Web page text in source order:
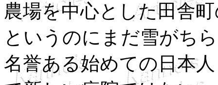
農場を中心とした田舎
というのにまだ雪がち
名誉ある始めての日本